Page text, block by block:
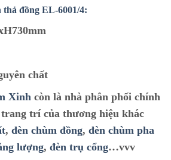
thả đồng EL-6001/4:
chất
Xinh còn là nhà phân phối chính
trang trí của thương hiệu khác
, đèn chùm đồng, đèn chùm pha
lượng, đèn trụ cổng…vvv